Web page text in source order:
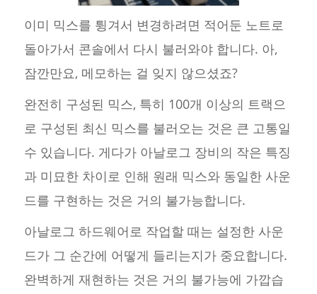
이미 믹스를 튕겨서 변경하려면 적어둔 노트로
돌아가서 콘솔에서 다시 불러와야 합니다. 아,
잠깐만요, 메모하는 걸 잊지 않으셨죠?
완전히 구성된 믹스, 특히 100개 이상의 트랙으
로 구성된 최신 믹스를 불러오는 것은 큰 고통일
수 있습니다. 게다가 아날로그 장비의 작은 특징
과 미묘한 차이로 인해 원래 믹스와 동일한 사운
드를 구현하는 것은 거의 불가능합니다.
아날로그 하드웨어로 작업할 때는 설정한 사운
드가 그 순간에 어떻게 들리는지가 중요합니다.
완벽하게 재현하는 것은 거의 불가능에 가깝습